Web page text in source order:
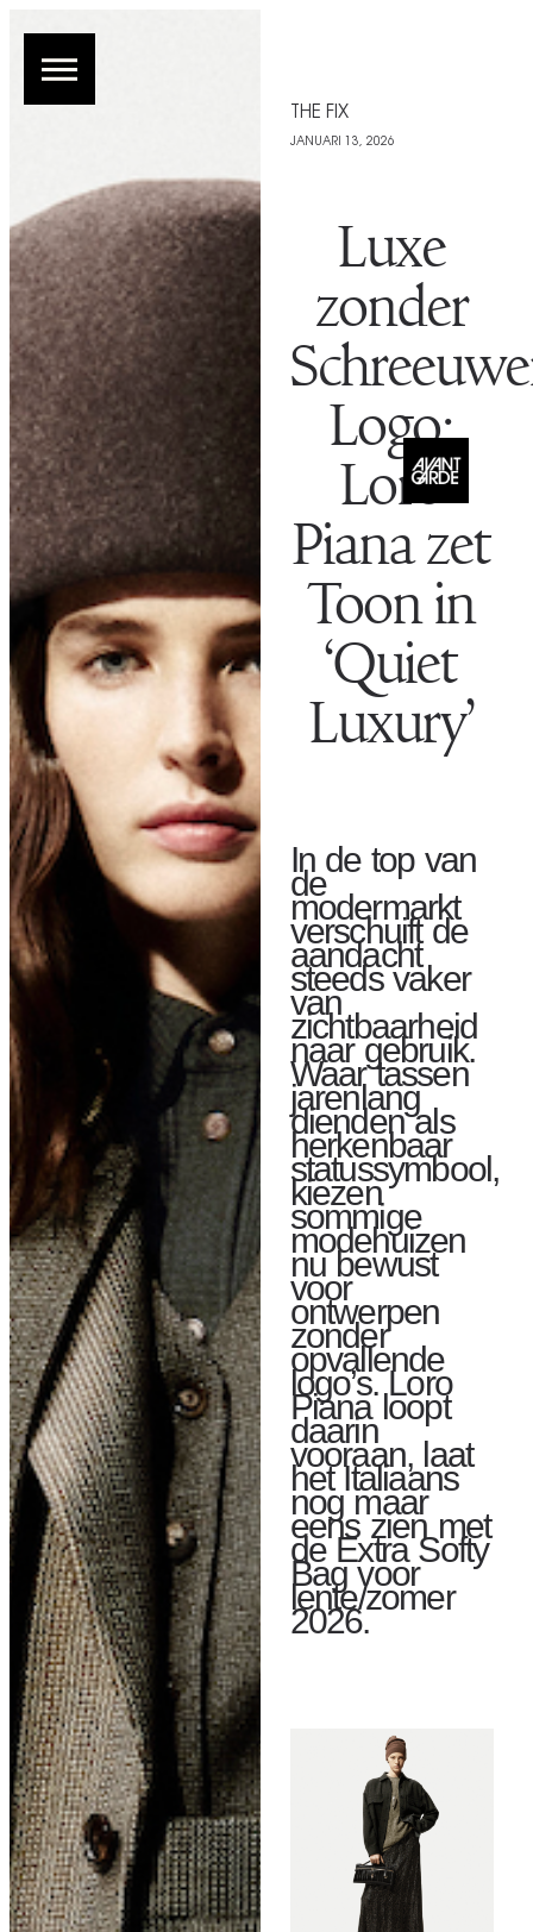
THE FIX
JANUARI 13, 2026
Luxe
zonder
Logo:
Loro
Piana zet
Toon in
‘Quiet
Luxury’
In de top van
de
modermarkt
verschuift de
aandacht
steeds vaker
van
zichtbaarheid
naar gebruik.
Waar tassen
jarenlang
dienden als
herkenbaar
statussymbool,
kiezen
sommige
modehuizen
nu bewust
voor
ontwerpen
zonder
opvallende
logo’s. Loro
Piana loopt
daarin
vooraan, laat
het Italiaans
nog maar
eens zien met
de Extra Softy
Bag voor
lente/zomer
2026.